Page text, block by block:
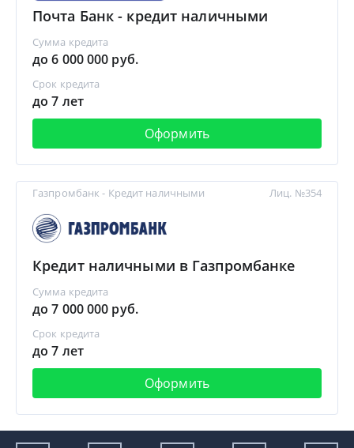
Почта Банк - кредит наличными
Сумма кредита
до 6 000 000 руб.
Срок кредита
до 7 лет
Оформить
Газпромбанк - Кредит наличными
Кредит наличными в Газпромбанке
Сумма кредита
до 7 000 000 руб.
Срок кредита
до 7 лет
Оформить
Лиц. №354